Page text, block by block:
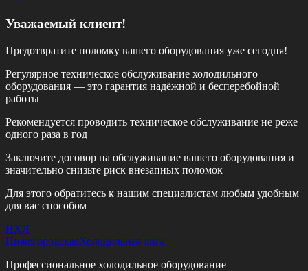
Уважаемый клиент!
Предотвратите поломку вашего оборудования уже сегодня!
Регулярное техническое обслуживание холодильного
оборудования — это гарантия надёжной и бесперебойной
работы
Рекомендуется проводить техническое обслуживание не реже
одного раза в год
Заключите договор на обслуживание вашего оборудования и
значительно снизьте риск внезапных поломок
Для этого обратитесь к нашим специалистам любым удобным
для вас способом
НХЛ
НижегородскаяХолодильная лига
Профессиональное холодильное оборудование